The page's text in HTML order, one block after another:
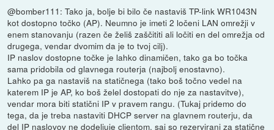
@bomber111: Tako ja, bolje bi bilo če nastaviš TP-link WR1043N
kot dostopno točko (AP). Neumno je imeti 2 ločeni LAN omrežji v
enem stanovanju (razen če želiš zaščititi ali ločiti en del omrežja od
drugega, vendar dvomim da je to tvoj cilj).
IP naslov dostopne točke je lahko dinamičen, tako ga bo točka
sama pridobila od glavnega routerja (najbolj enostavno).
Lahko pa ga nastaviš na statičnega (tako boš točno vedel na
katerem IP je AP, ko boš želel dostopati do nje za nastavitve),
vendar mora biti statični IP v pravem rangu. (Tukaj pridemo do
tega, da je treba nastaviti DHCP server na glavnem routerju, da
del IP naslovov ne dodeljuje clientom, saj so rezervirani za statične